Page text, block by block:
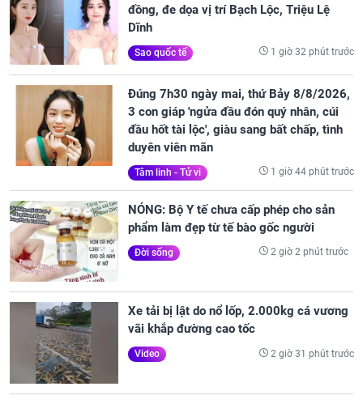
đồng, đe dọa vị trí Bạch Lộc, Triệu Lệ
Dĩnh
Sao quốc tế 1 giờ 32 phút trước
Đúng 7h30 ngày mai, thứ Bảy 8/8/2026,
3 con giáp 'ngửa đầu đón quý nhân, cúi
đầu hốt tài lộc', giàu sang bất chấp, tình
duyên viên mãn
Tâm linh - Tử vi 1 giờ 44 phút trước
NÓNG: Bộ Y tế chưa cấp phép cho sản
phẩm làm đẹp từ tế bào gốc người
Đời sống 2 giờ 2 phút trước
Xe tải bị lật do nổ lốp, 2.000kg cá vương
vãi khắp đường cao tốc
Video 2 giờ 31 phút trước